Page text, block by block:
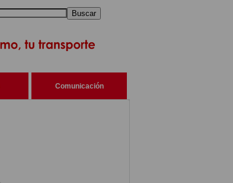
Buscar
Comunicación